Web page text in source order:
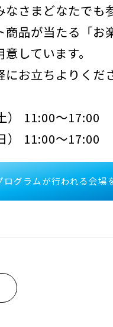
なさまどなたでも
商品が当たる「お
しています。
お立ちよりくだ
） 11:00～17:00
） 11:00～17:00
ログラムが行われる会場